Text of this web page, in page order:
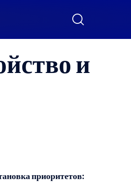
и
приоритетов: